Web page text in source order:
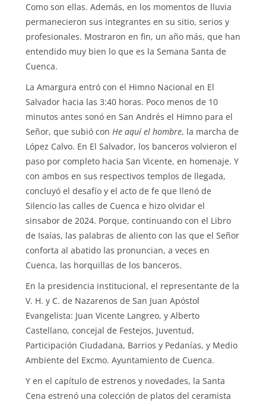
Como son ellas. Además, en los momentos de lluvia
permanecieron sus integrantes en su sitio, serios y
profesionales. Mostraron en fin, un año más, que han
entendido muy bien lo que es la Semana Santa de
Cuenca.
La Amargura entró con el Himno Nacional en El
Salvador hacia las 3:40 horas. Poco menos de 10
minutos antes sonó en San Andrés el Himno para el
Señor, que subió con He aquí el hombre, la marcha de
López Calvo. En El Salvador, los banceros volvieron el
paso por completo hacia San Vicente, en homenaje. Y
con ambos en sus respectivos templos de llegada,
concluyó el desafío y el acto de fe que llenó de
Silencio las calles de Cuenca e hizo olvidar el
sinsabor de 2024. Porque, continuando con el Libro
de Isaías, las palabras de aliento con las que el Señor
conforta al abatido las pronuncian, a veces en
Cuenca, las horquillas de los banceros.
En la presidencia institucional, el representante de la
V. H. y C. de Nazarenos de San Juan Apóstol
Evangelista: Juan Vicente Langreo, y Alberto
Castellano, concejal de Festejos, Juventud,
Participación Ciudadana, Barrios y Pedanías, y Medio
Ambiente del Excmo. Ayuntamiento de Cuenca.
Y en el capítulo de estrenos y novedades, la Santa
Cena estrenó una colección de platos del ceramista